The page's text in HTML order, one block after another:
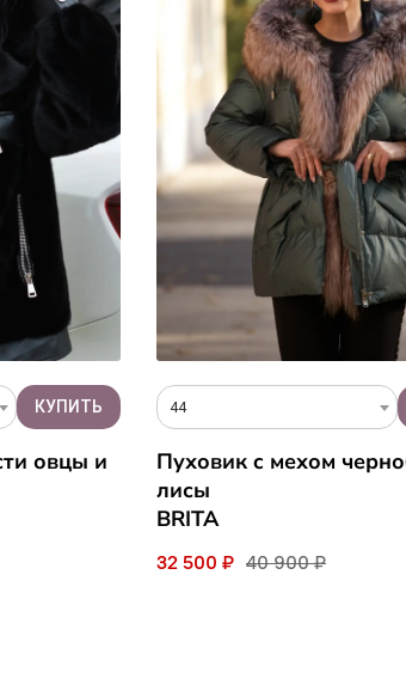
овцы и
44
Пуховик c мехом
лисы
BRITA
32 500 ₽ 40 900 ₽